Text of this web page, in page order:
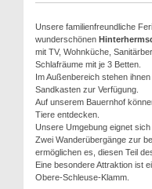
Unsere familienfreundliche
wunderschönen
mit TV, Wohnküche,
Schlafräume mit je 3 Betten.
Im Außenbereich stehen
Sandkasten zur Verfügung.
Auf unserem Bauernhof
Tiere entdecken.
Unsere Umgebung eignet
Zwei Wanderübergänge zur
ermöglichen es, diesen Teil
Eine besondere Attraktion ist
Obere-Schleuse-Klamm.